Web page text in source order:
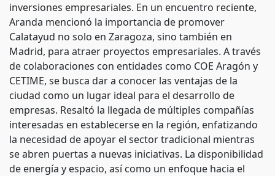
inversiones empresariales. En un encuentro reciente,
Aranda mencionó la importancia de promover
Calatayud no solo en Zaragoza, sino también en
Madrid, para atraer proyectos empresariales. A través
de colaboraciones con entidades como COE Aragón y
CETIME, se busca dar a conocer las ventajas de la
ciudad como un lugar ideal para el desarrollo de
empresas. Resaltó la llegada de múltiples compañías
interesadas en establecerse en la región, enfatizando
la necesidad de apoyar el sector tradicional mientras
se abren puertas a nuevas iniciativas. La disponibilidad
de energía y espacio, así como un enfoque hacia el